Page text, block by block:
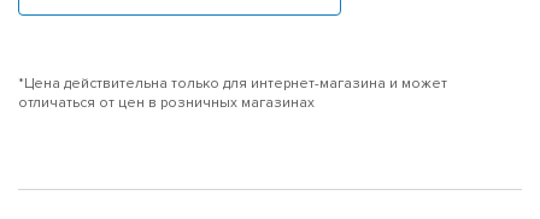
*Цена действительна только для интернет-магазина и может
отличаться от цен в розничных магазинах